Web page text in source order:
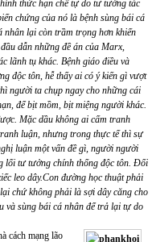
thức hạn chế tự do tư tưởng tác
chứng của nó là bệnh sùng bái cá
nhân lại còn trầm trọng hơn khiến
dẫn những đề án của Marx,
lãnh tụ khác. Bệnh giáo điều và
độc tôn, hễ thấy ai có ý kiến gì vượt
người ta chụp ngay cho những cái
để bịt mồm, bịt miệng người khác.
Mặc dầu không ai cấm tranh
luận, nhưng trong thực tế thì sự
luận một vấn đề gì, người người
lối tư tưởng chính thống độc tôn. Đối
leo dây.Con đường học thuật phải
chứ không phải là sợi dây căng cho
và sùng bái cá nhân để trả lại tự do
cách mạng lão